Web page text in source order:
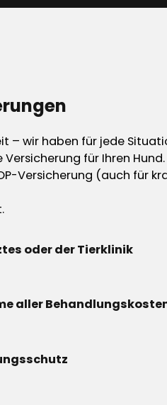
– wir haben für jede
für Ihren Hund.
Versicherung (auch für
oder der Tierklinik
aller